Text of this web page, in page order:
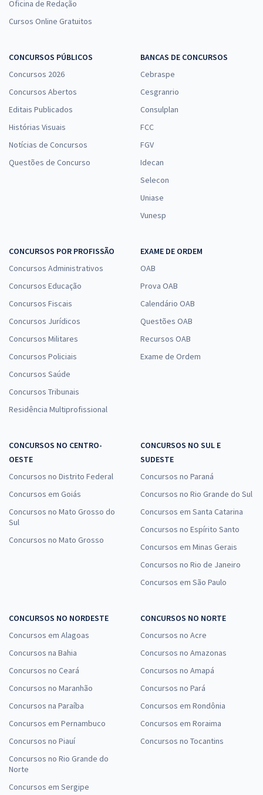
Oficina de Redação
Cursos Online Gratuitos
CONCURSOS PÚBLICOS
Concursos 2026
Concursos Abertos
Editais Publicados
Histórias Visuais
Notícias de Concursos
Questões de Concurso
BANCAS DE CONCURSOS
Cebraspe
Cesgranrio
Consulplan
FCC
FGV
Idecan
Selecon
Uniase
Vunesp
CONCURSOS POR PROFISSÃO
Concursos Administrativos
Concursos Educação
Concursos Fiscais
Concursos Jurídicos
Concursos Militares
Concursos Policiais
Concursos Saúde
Concursos Tribunais
Residência Multiprofissional
EXAME DE ORDEM
OAB
Prova OAB
Calendário OAB
Questões OAB
Recursos OAB
Exame de Ordem
CONCURSOS NO CENTRO-
OESTE
Concursos no Distrito Federal
Concursos em Goiás
Concursos no Mato Grosso do
Sul
Concursos no Mato Grosso
CONCURSOS NO SUL E
SUDESTE
Concursos no Paraná
Concursos no Rio Grande do Sul
Concursos em Santa Catarina
Concursos no Espírito Santo
Concursos em Minas Gerais
Concursos no Rio de Janeiro
Concursos em São Paulo
CONCURSOS NO NORDESTE
Concursos em Alagoas
Concursos na Bahia
Concursos no Ceará
Concursos no Maranhão
Concursos na Paraíba
Concursos em Pernambuco
Concursos no Piauí
Concursos no Rio Grande do
Norte
Concursos em Sergipe
CONCURSOS NO NORTE
Concursos no Acre
Concursos no Amazonas
Concursos no Amapá
Concursos no Pará
Concursos em Rondônia
Concursos em Roraima
Concursos no Tocantins